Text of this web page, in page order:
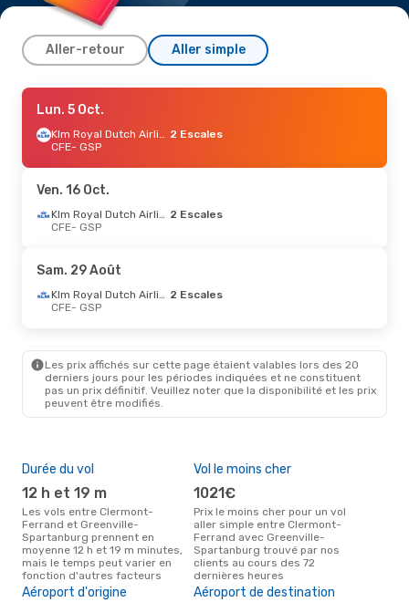
Aller-retour Aller simple
Sam. 3 Oct.
Klm Royal Dutch Airlines
2 Escales
Klm Royal Dutch Airlines
2 Escales
GSP- CFE
2 Escales
CFE - GSP
Lun. 5 Oct.
Klm Royal Dutch Airlines 2 Escales
CFE- GSP
Ven. 16 Oct.
Klm Royal Dutch Airlines 2 Escales
CFE- GSP
Sam. 29 Août
Klm Royal Dutch Airlines 2 Escales
CFE- GSP
Les prix affichés sur cette page étaient valables lors des 20
derniers jours pour les périodes indiquées et ne constituent
pas un prix définitif. Veuillez noter que la disponibilité et les prix
peuvent être modifiés.
Durée du vol
12 h et 19 m
Les vols entre Clermont-
Ferrand et Greenville-
Spartanburg prennent en
moyenne 12 h et 19 m minutes,
mais le temps peut varier en
fonction d'autres facteurs
Vol le moins cher
1021€
Prix le moins cher pour un vol
aller simple entre Clermont-
Ferrand avec Greenville-
Spartanburg trouvé par nos
clients au cours des 72
dernières heures
Aéroport d'origine Aéroport de destination